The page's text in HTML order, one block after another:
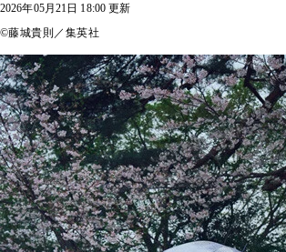
2026年05月21日 18:00 更新
©藤城貴則／集英社